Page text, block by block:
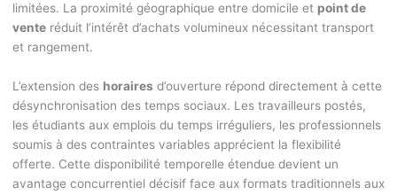
limitées. La proximité géographique entre domicile et point de
venteréduit l’intérêt d’achats volumineux nécessitant transport
et rangement.
L’extension des horaires d’ouverture répond directement à cette
désynchronisation des temps sociaux. Les travailleurs postés,
les étudiants aux emplois du temps irréguliers, les professionnels
soumis à des contraintes variables apprécient la flexibilité
offerte. Cette disponibilité temporelle étendue devient un
avantage concurrentiel décisif face aux formats traditionnels aux